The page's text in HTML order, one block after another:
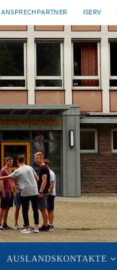
ANSPRECHPARTNER ISERV
AUSLANDSKONTAKTE